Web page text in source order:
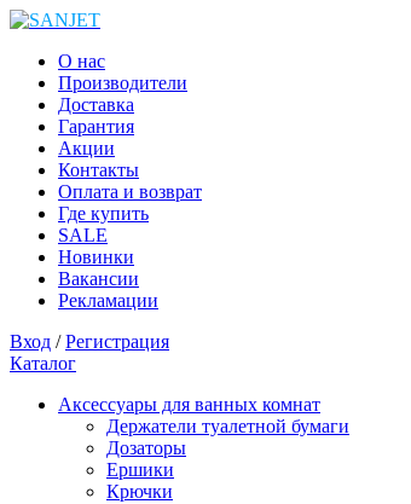
О нас
Производители
Доставка
Гарантия
Акции
Контакты
Оплата и возврат
Где купить
SALE
Новинки
Вакансии
Рекламации
Вход /Регистрация
Каталог
Аксессуары для ванных комнат
Держатели туалетной бумаги
Дозаторы
Ершики
Крючки